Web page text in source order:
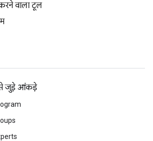
वाला टूल
से जुड़े आंकड़े